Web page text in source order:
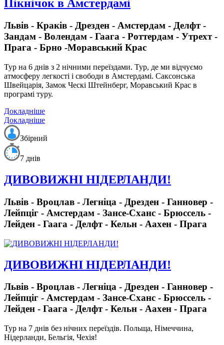
Пікнічок в Амстердамі
Львів - Краків - Дрезден - Амстердам - Делфт -
Зандам - Волендам - Гаага - Роттердам - Утрехт -
Прага - Брно -Моравський Крас
Тур на 6 днів з 2 нічними переїздами. Тур, де ми відчуємо
атмосферу легкості і свободи в Амстердамі. Саксонська
Швейцарія, Замок Ческі Штейнберг, Моравський Крас в
програмі туру.
Докладніше
Докладніше
Збірний
7 днів
ДИВОВИЖНІ НІДЕРЛАНДИ!
Львів - Вроцлав - Легніца - Дрезден - Ганновер -
Лейпціг - Амстердам - Зансе-Сханс - Брюссель -
Лейден - Гаага - Делфт - Кельн - Аахен - Прага
ДИВОВИЖНІ НІДЕРЛАНДИ!
Львів - Вроцлав - Легніца - Дрезден - Ганновер -
Лейпціг - Амстердам - Зансе-Сханс - Брюссель -
Лейден - Гаага - Делфт - Кельн - Аахен - Прага
Тур на 7 днів без нічних переїздів. Польща, Німеччина,
Нідерланди, Бельгія, Чехія!